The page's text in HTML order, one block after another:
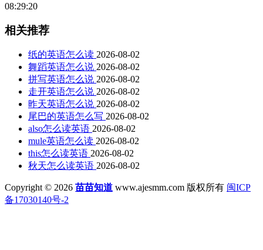
08:29:20
相关推荐
纸的英语怎么读 2026-08-02
舞蹈英语怎么说 2026-08-02
拼写英语怎么说 2026-08-02
走开英语怎么说 2026-08-02
昨天英语怎么说 2026-08-02
尾巴的英语怎么写 2026-08-02
also怎么读英语 2026-08-02
mule英语怎么读 2026-08-02
this怎么读英语 2026-08-02
秋天怎么读英语 2026-08-02
Copyright © 2026 苗苗知道 www.ajesmm.com 版权所有 闽ICP
备17030140号-2